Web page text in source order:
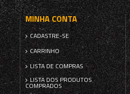
MINHA CONTA
CADASTRE-SE
CARRINHO
LISTA DE COMPRAS
LISTA DOS PRODUTOS
COMPRADOS